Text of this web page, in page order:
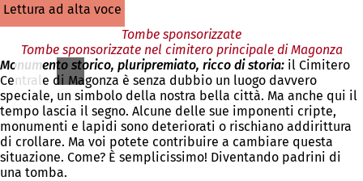
lettura ad alta voce
Tombe sponsorizzate
Tombe sponsorizzate nel cimitero principale di Magonza
Monumento storico, pluripremiato, ricco di storia: il Cimitero
Centrale di Magonza è senza dubbio un luogo davvero
speciale, un simbolo della nostra bella città. Ma anche qui il
tempo lascia il segno. Alcune delle sue imponenti cripte,
monumenti e lapidi sono deteriorati o rischiano addirittura
di crollare. Ma voi potete contribuire a cambiare questa
situazione. Come? È semplicissimo! Diventando padrini di
una tomba.